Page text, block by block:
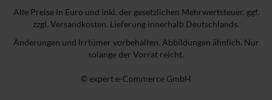
Alle Preise in Euro und inkl. der gesetzlichen Mehrwertsteuer. ggf.
zzgl. Versandkosten. Lieferung innerhalb Deutschlands.
Änderungen und Irrtümer vorbehalten. Abbildungen ähnlich. Nur
solange der Vorrat reicht.
© expert e-Commerce GmbH